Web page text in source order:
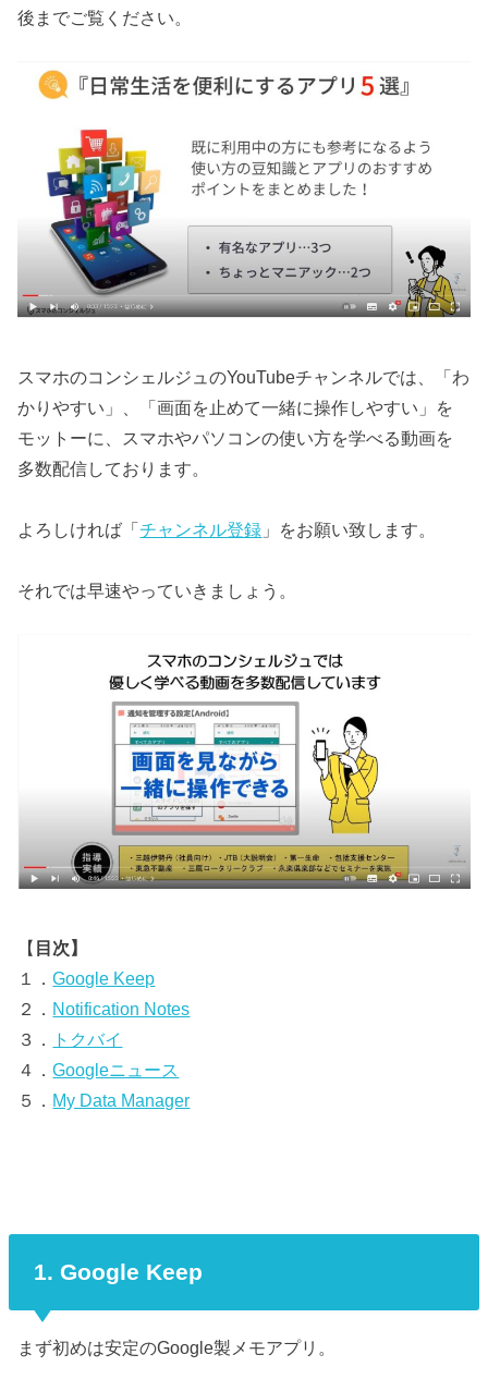
後までご覧ください。
スマホのコンシェルジュのYouTubeチャンネルでは、「わ
かりやすい」、「画面を止めて一緒に操作しやすい」を
モットーに、スマホやパソコンの使い方を学べる動画を
多数配信しております。
よろしければ「チャンネル登録 」をお願い致します。
それでは早速やっていきましょう。
【 目次】
１．Google Keep
２． Notification Notes
３．
トクバイ
４．Googleニュース
５． My Data Manager
1. Google Keep
まず初めは安定のGoogle製メモアプリ。